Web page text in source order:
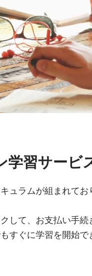
学習サービ
ュラムが組まれてお
して、お支払い手続
すぐに学習を開始で